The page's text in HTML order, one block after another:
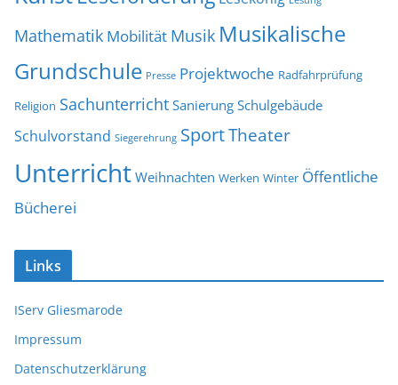
Mathematik Mobilität Musik Musikalische
Grundschule Presse Projektwoche Radfahrprüfung
Religion Sachunterricht Sanierung Schulgebäude
Schulvorstand Siegerehrung SportTheater
Unterricht Weihnachten Werken Winter Öffentliche
Bücherei
Links
IServ Gliesmarode
Impressum
Datenschutzerklärung